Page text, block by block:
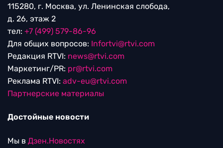
115280, г. Москва, ул. Ленинская слобода,
д. 26, этаж 2
тел: +7 (499) 579-86-96
Для общих вопросов: Infortvi@rtvi.com
Редакция RTVI: news@rtvi.com
Маркетинг/PR: pr@rtvi.com
Реклама RTVI: adv-eu@rtvi.com
Партнерские материалы
Достойные новости
Мы в Дзен.Новостях